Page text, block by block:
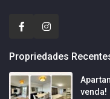
Propriedades
venda!